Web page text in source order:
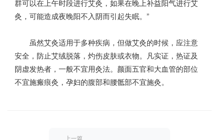
群可以在上午时段进行艾灸，如果在晚上补益阳气进行艾
灸，可能造成夜晚阳不入阴而引起失眠。”
虽然艾灸适用于多种疾病，但做艾灸的时候，应注意
安全，防止艾绒脱落，灼伤皮肤或衣物。凡实证，热证及
阴虚发热者，一般不宜用灸法。颜面五官和大血管的部位
不宜施瘢痕灸，孕妇的腹部和腰骶部不宜施灸。
上一篇